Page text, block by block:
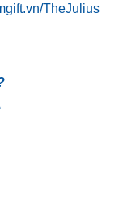
TheJulius